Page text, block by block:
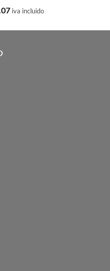
$29,103.19.
Rango
precios:
iva incluido